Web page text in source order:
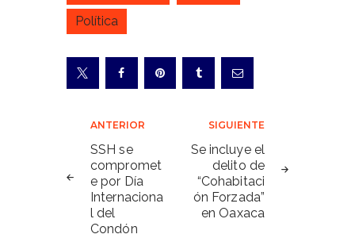
Política
Navegación
de
entradas
ANTERIOR
SSH se
compromet
e por Día
Internaciona
l del
Condón
SIGUIENTE
Se incluye el
delito de
“Cohabitaci
ón Forzada”
en Oaxaca